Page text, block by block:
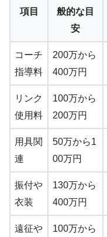
項目
般的な目
安
コーチ
指導料
200万から
400万円
リンク
使用料
100万から
200万円
用具関
連
50万から1
00万円
振付や
衣装
130万から
400万円
遠征や
100万から